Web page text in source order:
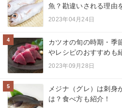
魚？勘違いされる理由
2023年04月24日
4
カツオの旬の時期・季
やレシピのおすすめも
2023年09月28日
5
メジナ（グレ）は刺身
は？食べ方も紹介！